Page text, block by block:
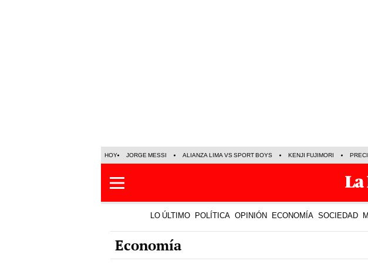
HOY JORGE MESSI ALIANZA LIMA VS SPORT BOYS KENJI FUJIMORI
LO ÚLTIMO POLÍTICA OPINIÓN ECONOMÍA SOCIEDAD
Economía